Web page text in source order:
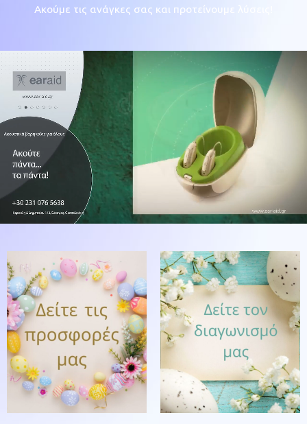
Ακούμε τις ανάγκες σας και προτείνουμε λύσεις!